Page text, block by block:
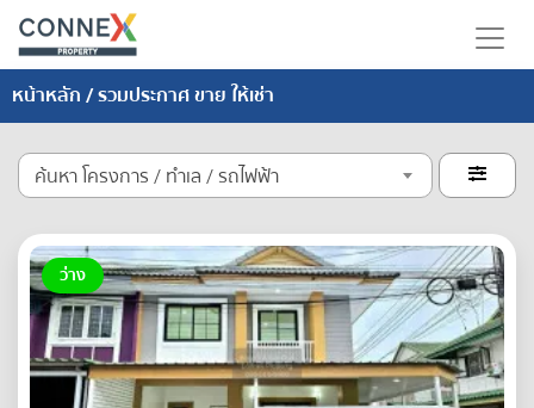
หน้าหลัก/ รวมประกาศ ขาย ให้เช่า
ค้นหา โครงการ / ทำเล / รถไฟฟ้า 
ว่าง